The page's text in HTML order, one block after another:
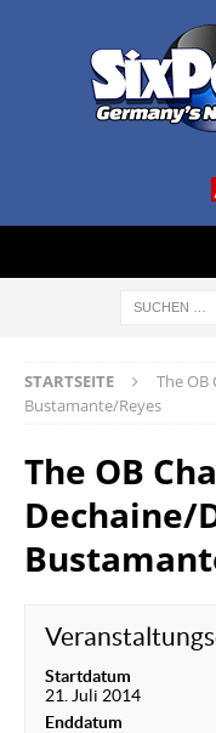
STARTSEITE
The OB
Bustamante/Reyes
The OB
Dechaine/
Startdatum
21. Juli 2014
Enddatum